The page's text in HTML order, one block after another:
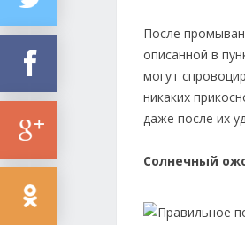
После
описанной в
могут
никаких
даже после их
Солнечный